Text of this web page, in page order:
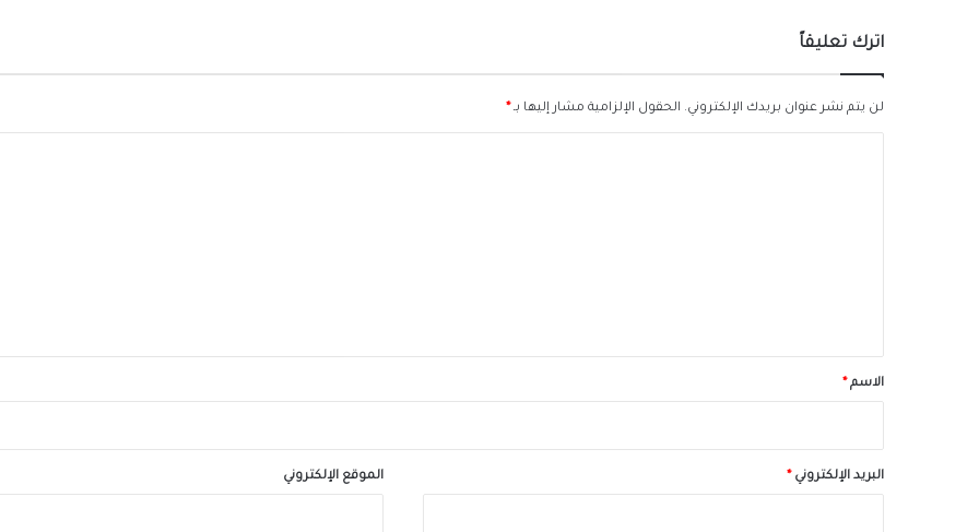
اترك تعليقاً
لن يتم نشر عنوان بريدك الإلكتروني. الحقول الإلزامية مشار إليها بـ *
*الاسم *
البريد الإلكتروني * الموقع الإلكتروني